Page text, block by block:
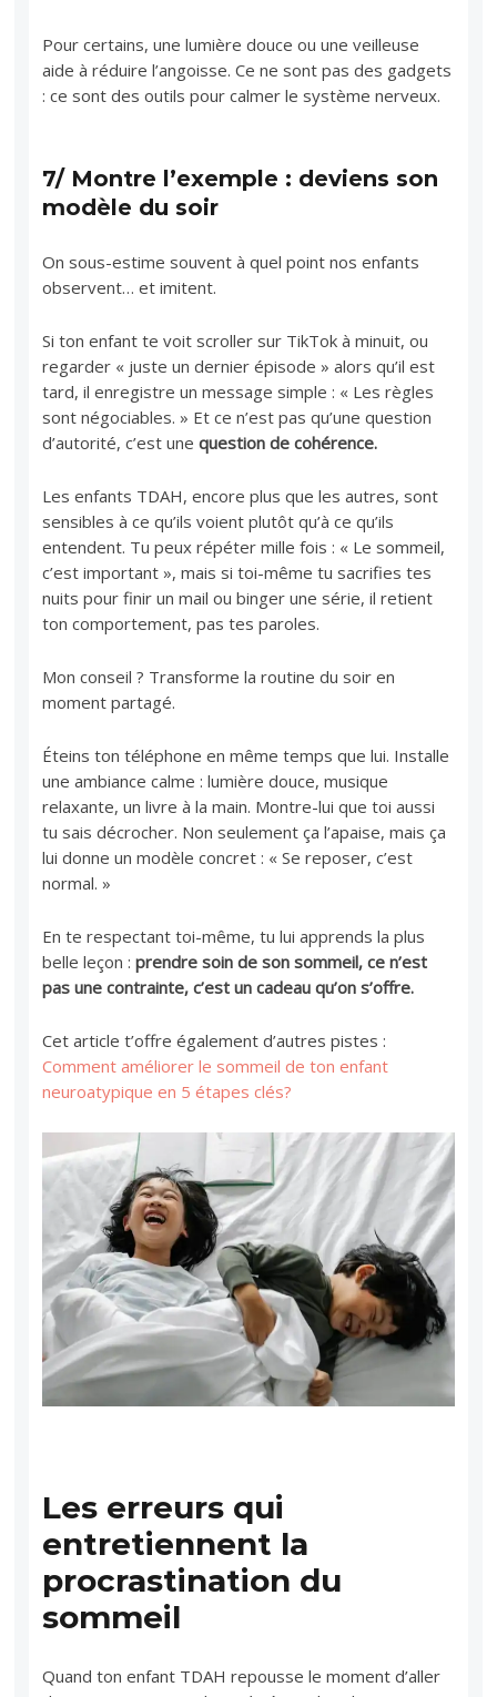
Pour certains, une lumière douce ou une veilleuse
aide à réduire l’angoisse. Ce ne sont pas des gadgets
: ce sont des outils pour calmer le système nerveux.
7/ Montre l’exemple : deviens son
modèle du soir
On sous-estime souvent à quel point nos enfants
observent… et imitent.
Si ton enfant te voit scroller sur TikTok à minuit, ou
regarder « juste un dernier épisode » alors qu’il est
tard, il enregistre un message simple : « Les règles
sont négociables. » Et ce n’est pas qu’une question
d’autorité, c’est unequestion de cohérence.
Les enfants TDAH, encore plus que les autres, sont
sensibles à ce qu’ils voient plutôt qu’à ce qu’ils
entendent. Tu peux répéter mille fois : « Le sommeil,
c’est important », mais si toi-même tu sacrifies tes
nuits pour finir un mail ou binger une série, il retient
ton comportement, pas tes paroles.
Mon conseil ? Transforme la routine du soir en
moment partagé.
Éteins ton téléphone en même temps que lui. Installe
une ambiance calme : lumière douce, musique
relaxante, un livre à la main. Montre-lui que toi aussi
tu sais décrocher. Non seulement ça l’apaise, mais ça
lui donne un modèle concret : « Se reposer, c’est
normal. »
En te respectant toi-même, tu lui apprends la plus
belle leçon :prendre soin de son sommeil, ce n’est
pas une contrainte, c’est un cadeau qu’on s’offre.
Cet article t’offre également d’autres pistes :
Comment améliorer le sommeil de ton enfant
neuroatypique en 5 étapes clés?
Les erreurs qui
entretiennent la
procrastination du
sommeil
Quand ton enfant TDAH repousse le moment d’aller